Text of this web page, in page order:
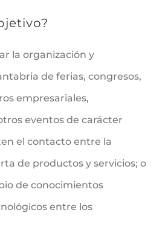
la organización y
de ferias, congresos,
empresariales,
eventos de carácter
el contacto entre la
de productos y servicios; o
de conocimientos
entre los